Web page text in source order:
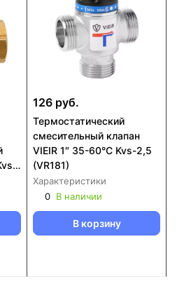
126 руб.
Термостатический
смесительный клапан
VIEIR 1″ 35-60°C Kvs-2,5
(VR181)
Характеристики
0 В наличии
В корзину